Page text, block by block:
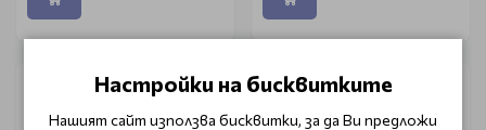
Настройки на бисквитките
Нашият сайт използва бисквитки, за да Ви предложи